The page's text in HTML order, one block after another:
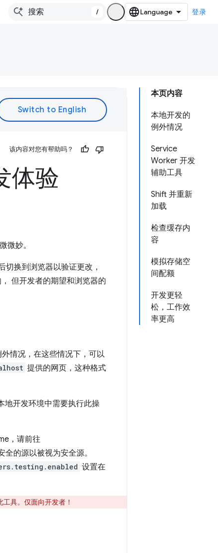
/ 登录
本页内容
本地开发的
例外情况
Service
Worker 开发
辅助工具
Shift 并重新
加载
检查缓存内
容
模拟存储空
间配额
开发更轻
松，工作效
率更高
该内容对您有帮助吗？
体验
微妙。
换到浏览器以验证更改，
但开发者的期望和浏览器的
情况，在这些情况下，可以
提供的网页，这种格式
地开发环境中需要执行此操
，请前往
全的源以被视为安全源。
设置在
具。仅面向开发者！